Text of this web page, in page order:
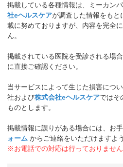
掲載している各種情報は、ミーカン
社eヘルスケアが調査した情報をもと
載に努めておりますが、内容を完全
ん。
掲載されている医院を受診される場
に直接ご確認ください。
当サービスによって生じた損害につ
社および株式会社eヘルスケアではそ
ものとします。
掲載情報に誤りがある場合には、お手
ォーム からご連絡をいただけますよ
※お電話での対応は行っておりません